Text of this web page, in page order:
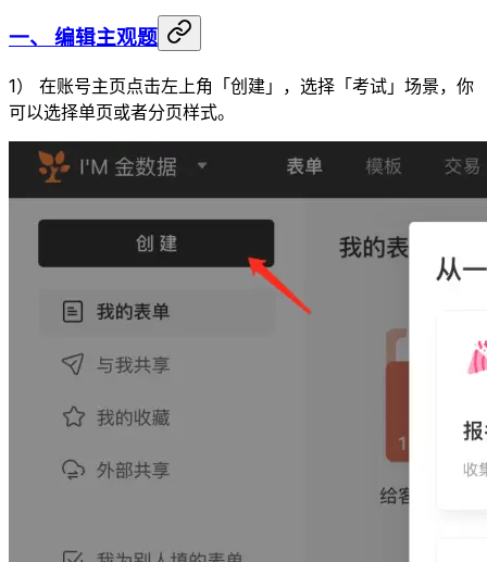
一、 编辑主观题
1） 在账号主页点击左上角「创建」，选择「考试」场景，你
可以选择单页或者分页样式。